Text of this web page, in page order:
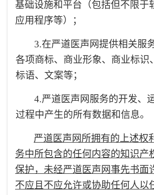
基础设施和平台（包括但不限于
应用程序等）；
3.在严道医声网提供相关服
各项商标、商业形象、商业标识
标语、文案等；
4.严道医声网服务的开发、
过程中产生的所有数据和信息。
严道医声网所拥有的上述权
务中所包含的任何内容的知识产
保护，未经严道医声网事先书面
不应且不应允许或协助任何人以